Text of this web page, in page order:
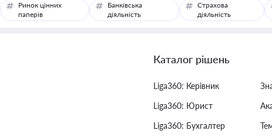
Ринок цінних
паперів
Банківська
діяльність
Страхова
діяльність
Каталог рішень
Liga360: Керівник
Liga360: Юрист
Liga360: Бухгалтер